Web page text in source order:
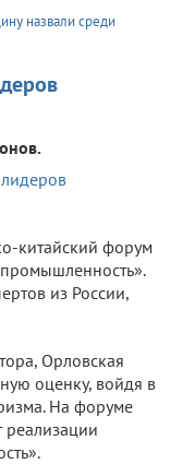
назвали среди
китайский форум
из России,
Орловская
оценку, войдя в
На форуме
реализации